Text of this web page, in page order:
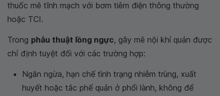
thuốc mê tĩnh mạch với bơm tiêm điện thông thường
hoặc TCI.
Trong phẫu thuật lồng ngực, gây mê nội khí quản được
chỉ định tuyệt đối với các trường hợp:
Ngăn ngừa, hạn chế tình trạng nhiễm trùng, xuất
huyết hoặc tắc phế quản ở phổi lành, không để